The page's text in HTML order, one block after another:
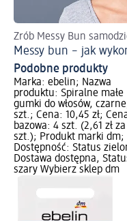
Zrób Messy Bun
Messy bun – jak
Podobne produkty
Marka: ebelin; Nazwa
produktu: Spiralne małe
gumki do włosów,
szt.; Cena: 10,45 zł;
bazowa: 4 szt. (2,61 zł za
szt.); Produkt marki dm;
Dostępność: Status
Dostawa dostępna,
szary Wybierz sklep dm